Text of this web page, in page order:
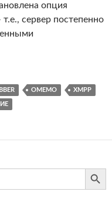
опция
сервер постепенно
OMEMO XMPP
SEARCH